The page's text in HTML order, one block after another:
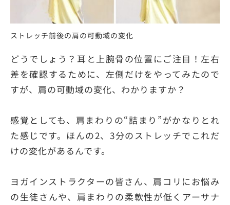
ストレッチ前後の肩の可動域の変化
どうでしょう？耳と上腕骨の位置にご注目！左右
差を確認するために、左側だけをやってみたので
すが、肩の可動域の変化、わかりますか？
感覚としても、肩まわりの“詰まり”がかなりとれ
た感じです。ほんの2、3分のストレッチでこれだ
けの変化があるんです。
ヨガインストラクターの皆さん、肩コリにお悩み
の生徒さんや、肩まわりの柔軟性が低くアーサナ